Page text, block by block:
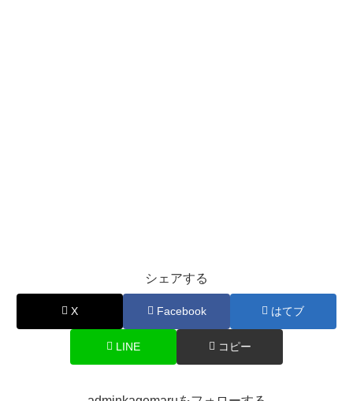
シェアする
X Facebook はてブ
LINE コピー